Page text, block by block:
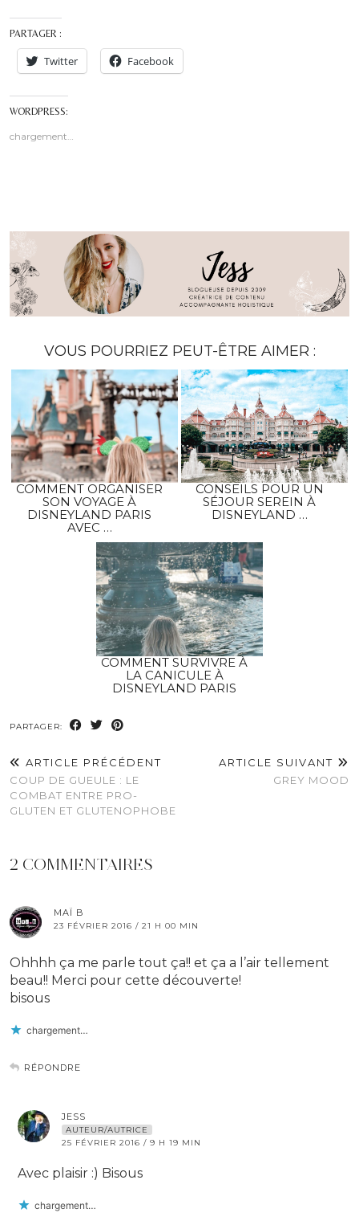
PARTAGER :
Twitter Facebook
WORDPRESS:
chargement…
VOUS POURRIEZ PEUT-ÊTRE AIMER :
COMMENT ORGANISER
SON VOYAGE À
DISNEYLAND PARIS
AVEC …
CONSEILS POUR UN
SÉJOUR SEREIN À
DISNEYLAND …
COMMENT SURVIVRE À
LA CANICULE À
DISNEYLAND PARIS
PARTAGER:
ARTICLE PRÉCÉDENT
COUP DE GUEULE : LE
COMBAT ENTRE PRO-
GLUTEN ET GLUTENOPHOBE
ARTICLE SUIVANT
GREY MOOD
2 COMMENTAIRES
MAÏ B
23 FÉVRIER 2016 / 21 H 00 MIN
Ohhhh ça me parle tout ça!! et ça a l’air tellement
beau!! Merci pour cette découverte!
bisous
chargement…
RÉPONDRE
JESS
AUTEUR/AUTRICE
25 FÉVRIER 2016 / 9 H 19 MIN
Avec plaisir :) Bisous
chargement…